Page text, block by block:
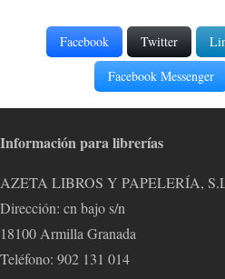
Facebook Twitter
Facebook Messenger
Información para librerías
AZETA LIBROS Y PAPELERÍA,
Dirección: cn bajo s/n
18100 Armilla Granada
Teléfono: 902 131 014